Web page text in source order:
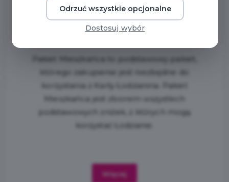
Pakiet Mieszkańca
którego zakupienie jest niezbędne do
korzystania z Karty Łodzianina. Pakiet
Mieszkańca jest zbiorem wszystkich
podstawowych zniżek, z których mogą
korzystać Łodzianie.
Więcej
Odrzuć wszystkie opcjonalne
Dostosuj wybór